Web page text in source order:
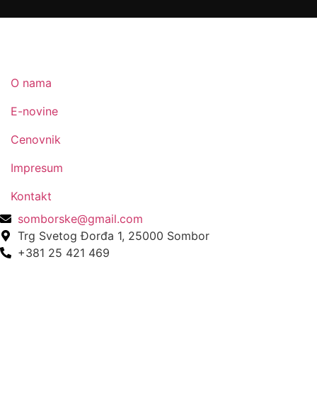
O nama
E-novine
Cenovnik
Impresum
Kontakt
somborske@gmail.com
Trg Svetog Đorđa 1, 25000 Sombor
+381 25 421 469